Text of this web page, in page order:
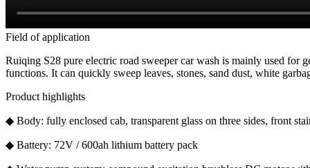
Field of application
Ruiqing S28 pure electric road sweeper car wash is mainly used for
functions. It can quickly sweep leaves, stones, sand dust, white
Product highlights
◆ Body: fully enclosed cab, transparent glass on three sides, front
◆ Battery: 72V / 600ah lithium battery pack